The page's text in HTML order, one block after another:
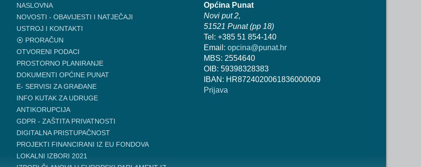
NASLOVNA
NOVOSTI - OBAVIJESTI I NATJEČAJI
USTROJ I KONTAKTI
⦿ PRORAČUN
OTVORENI PODACI
PROSTORNO PLANIRANJE
DOKUMENTI OPĆINE PUNAT
E- SERVISI ZA GRAĐANE
INFO KUTAK ZA UDRUGE
ANTIKORUPCIJA
GDPR - ZAŠTITA PRIVATNOSTI
DIGITALNA PRISTUPAČNOST
PROJEKTI FINANCIRANI IZ EU FONDOVA
LOKALNI IZBORI 2021
Općina Punat
Novi put 2,
51521 Punat (pp 18)
Tel: +385 51 854-140
Email:opcina@punat.hr
MBS: 2554640
OIB: 59398328383
IBAN: HR8724020061836000009
Prijava